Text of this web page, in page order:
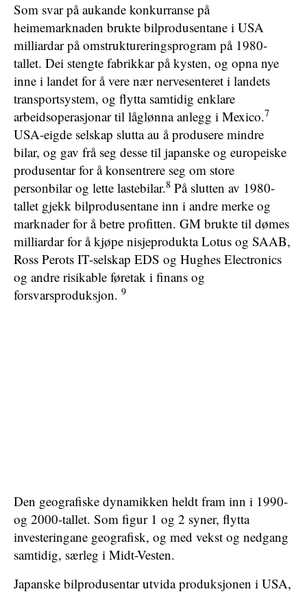
Som svar på aukande konkurranse på
heimemarknaden brukte bilprodusentane i USA
milliardar på omstruktureringsprogram på 1980-
tallet. Dei stengte fabrikkar på kysten, og opna nye
inne i landet for å vere nær nervesenteret i landets
transportsystem, og flytta samtidig enklare
arbeidsoperasjonar til låglønna anlegg i Mexico.7
USA-eigde selskap slutta au å produsere mindre
bilar, og gav frå seg desse til japanske og europeiske
produsentar for å konsentrere seg om store
personbilar og lette lastebilar.8 På slutten av 1980-
tallet gjekk bilprodusentane inn i andre merke og
marknader for å betre profitten. GM brukte til dømes
milliardar for å kjøpe nisjeprodukta Lotus og SAAB,
Ross Perots IT-selskap EDS og Hughes Electronics
og andre risikable føretak i finans og
forsvarsproduksjon. 9
Den geografiske dynamikken heldt fram inn i 1990-
og 2000-tallet. Som figur 1 og 2 syner, flytta
investeringane geografisk, og med vekst og nedgang
samtidig, særleg i Midt-Vesten.
Japanske bilprodusentar utvida produksjonen i USA,